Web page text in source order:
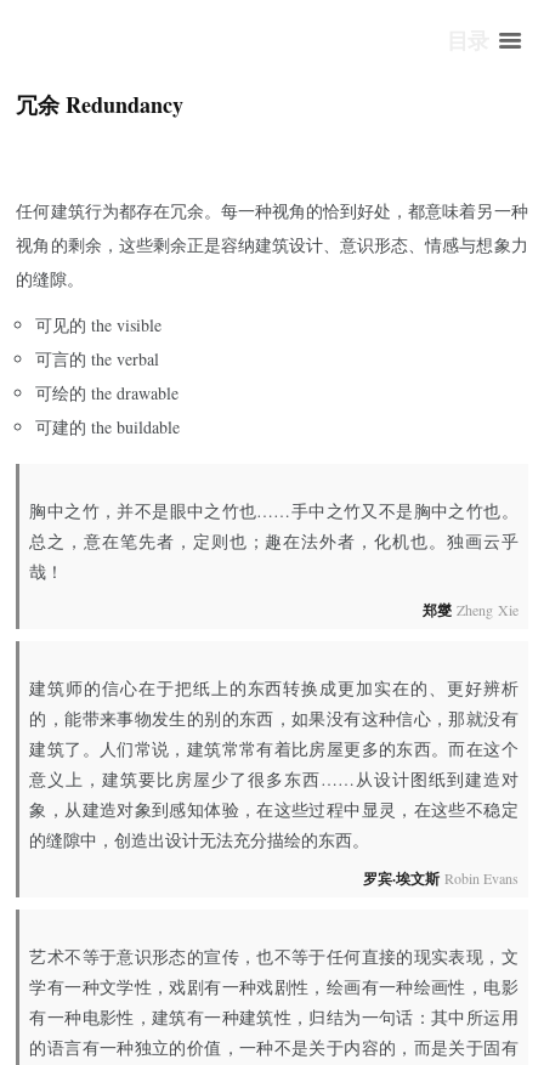
冗余 Redundancy
任何建筑行为都存在冗余。每一种视角的恰到好处，都意味着另一种
视角的剩余，这些剩余正是容纳建筑设计、意识形态、情感与想象力
的缝隙。
可见的 the visible
可言的 the verbal
可绘的 the drawable
可建的 the buildable
胸中之竹，并不是眼中之竹也……手中之竹又不是胸中之竹也。
总之，意在笔先者，定则也；趣在法外者，化机也。独画云乎
哉！
郑燮Zheng Xie
建筑师的信心在于把纸上的东西转换成更加实在的、更好辨析
的，能带来事物发生的别的东西，如果没有这种信心，那就没有
建筑了。人们常说，建筑常常有着比房屋更多的东西。而在这个
意义上，建筑要比房屋少了很多东西……从设计图纸到建造对
象，从建造对象到感知体验，在这些过程中显灵，在这些不稳定
的缝隙中，创造出设计无法充分描绘的东西。
罗宾·埃文斯Robin Evans
艺术不等于意识形态的宣传，也不等于任何直接的现实表现，文
学有一种文学性，戏剧有一种戏剧性，绘画有一种绘画性，电影
有一种电影性，建筑有一种建筑性，归结为一句话：其中所运用
的语言有一种独立的价值，一种不是关于内容的，而是关于固有